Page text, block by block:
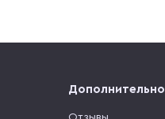
Дополнительно